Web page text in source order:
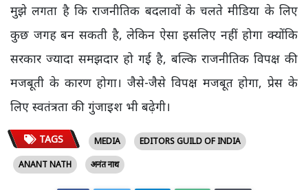
मुझे लगता है कि राजनीतिक बदलावों के चलते मीडिया के लिए
कुछ जगह बन सकती है, लेकिन ऐसा इसलिए नहीं होगा क्योंकि
सरकार ज्यादा समझदार हो गई है, बल्कि राजनीतिक विपक्ष की
मजबूती के कारण होगा। जैसे-जैसे विपक्ष मजबूत होगा, प्रेस के
लिए स्वतंत्रता की गुंजाइश भी बढ़ेगी।
TAGS MEDIA
EDITORS GUILD OF INDIA
ANANT NATH
अनंत नाथ